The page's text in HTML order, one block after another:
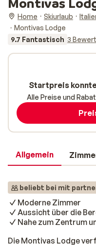
Home Skiurlaub
Montivas Lodge
9.7 Fantastisch 3
Allgemein
beliebt bei mit
Moderne Zimmer
Aussicht über die
Nahe zum Zentrum
Die Montivas Lodge
Startpreis
Alle Preise und